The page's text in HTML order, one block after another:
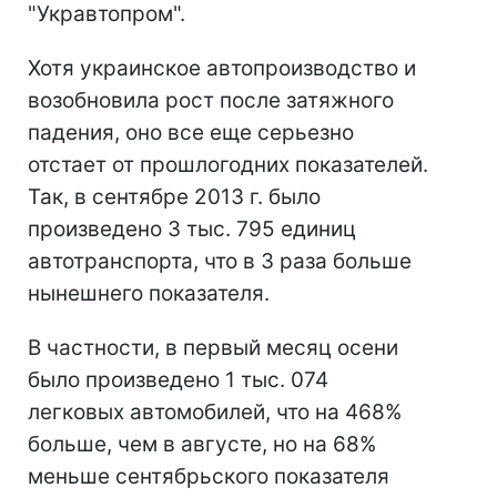
"Укравтопром".
Хотя украинское автопроизводство и
возобновила рост после затяжного
падения, оно все еще серьезно
отстает от прошлогодних показателей.
Так, в сентябре 2013 г. было
произведено 3 тыс. 795 единиц
автотранспорта, что в 3 раза больше
нынешнего показателя.
В частности, в первый месяц осени
было произведено 1 тыс. 074
легковых автомобилей, что на 468%
больше, чем в августе, но на 68%
меньше сентябрьского показателя